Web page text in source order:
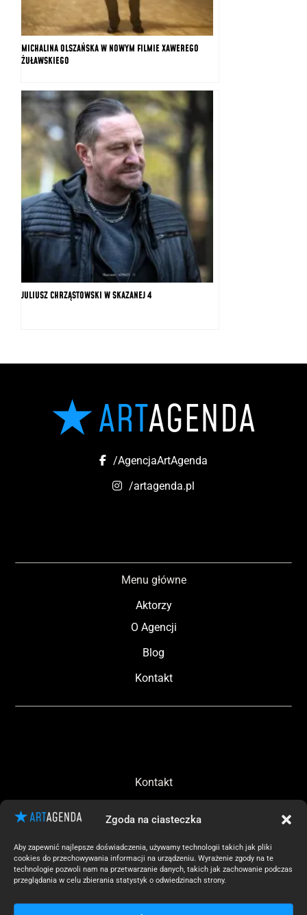
Zgoda na ciasteczka
Aby zapewnić najlepsze doświadczenia, używamy technologii takich jak pliki
cookies do przechowywania informacji na urządzeniu. Wyrażenie zgody na te
technologie pozwoli nam na przetwarzanie danych, takich jak zachowanie podczas
przeglądania w celu zbierania statystyk o odwiedzinach strony.
MICHALINA OLSZAŃSKA W NOWYM FILMIE XAWEREGO
ŻUŁAWSKIEGO
JULIUSZ CHRZĄSTOWSKI W SKAZANEJ 4
/AgencjaArtAgenda
/artagenda.pl
Menu główne
Aktorzy
O Agencji
Blog
Kontakt
Kontakt
+48 666 696 605
ADRES KORESPONDENCYJNY
ul. Puszczyka 3/93
Warszawa 02-785